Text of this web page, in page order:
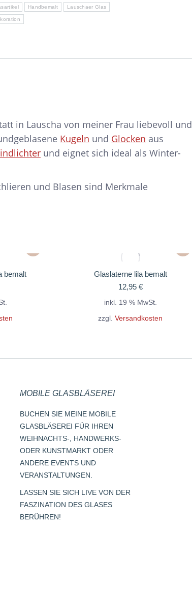
Handbemalt Lauschaer Glas
in Lauscha von meiner Frau liebevoll und
Kugeln und Glocken aus
und eignet sich ideal als Winter-
und Blasen sind Merkmale
bemalt
Glaslaterne lila bemalt
12,95 €
inkl. 19 % MwSt.
zzgl. Versandkosten
MOBILE GLASBLÄSEREI
BUCHEN SIE MEINE MOBILE
GLASBLÄSEREI FÜR IHREN
WEIHNACHTS-, HANDWERKS-
ODER KUNSTMARKT ODER
ANDERE EVENTS UND
VERANSTALTUNGEN.
LASSEN SIE SICH LIVE VON DER
FASZINATION DES GLASES
BERÜHREN!